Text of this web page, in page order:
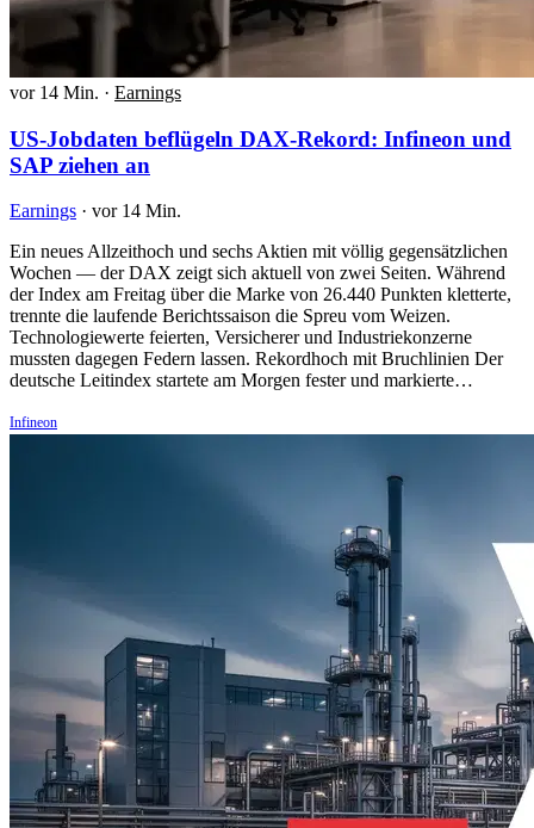
vor 14 Min. · Earnings
US-Jobdaten beflügeln DAX-Rekord: Infineon und
SAP ziehen an
Earnings · vor 14 Min.
Ein neues Allzeithoch und sechs Aktien mit völlig gegensätzlichen
Wochen — der DAX zeigt sich aktuell von zwei Seiten. Während
der Index am Freitag über die Marke von 26.440 Punkten kletterte,
trennte die laufende Berichtssaison die Spreu vom Weizen.
Technologiewerte feierten, Versicherer und Industriekonzerne
mussten dagegen Federn lassen. Rekordhoch mit Bruchlinien Der
deutsche Leitindex startete am Morgen fester und markierte…
Infineon